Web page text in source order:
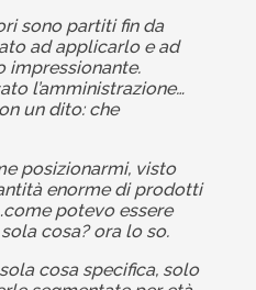
sono partiti fin da
ad applicarlo e ad
impressionante.
l’amministrazione…
un dito: che
posizionarmi, visto
enorme di prodotti
potevo essere
cosa? ora lo so.
cosa specifica, solo